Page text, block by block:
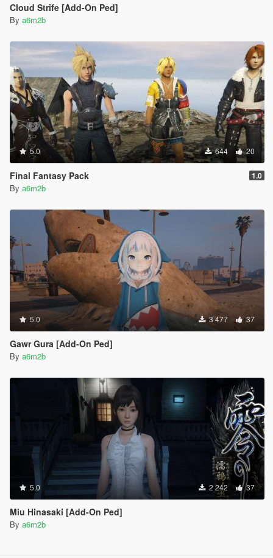
Cloud Strife [Add-On Ped]
By a6m2b
5.0 644 20
Final Fantasy Pack 1.0
By a6m2b
5.0 3 477 37
Gawr Gura [Add-On Ped]
By a6m2b
5.0 2 242 37
Miu Hinasaki [Add-On Ped]
By a6m2b